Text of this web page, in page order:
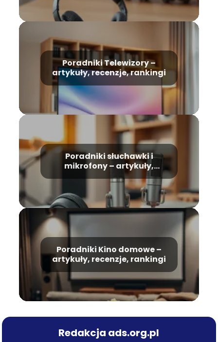
Poradniki Telewizory –
artykuły, recenzje, rankingi
Poradniki słuchawki i
mikrofony – artykuły,
recenzje, rankingi
Poradniki Kino domowe –
artykuły, recenzje, rankingi
Redakcja ads.org.pl